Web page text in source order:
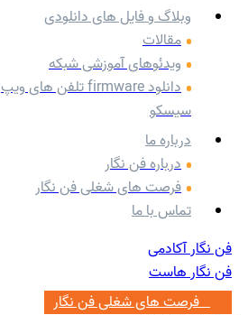
وبلاگ و فایل های دانلودی
مقالات
ویدئوهای آموزشی شبکه
دانلود firmware تلفن های ویپ
سیسکو
درباره ما
درباره فن نگار
فرصت های شغلی فن نگار
تماس با ما
فن نگار آکادمی
فن نگار هاست
‌ ‌‌ ‌فرصت های شغلی فن نگار